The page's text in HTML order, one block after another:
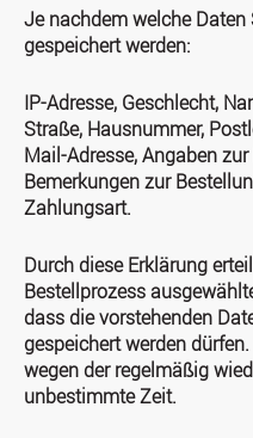
Je nachdem welche
gespeichert werden:
IP-Adresse, Geschlecht,
Straße, Hausnummer,
Mail-Adresse, Angaben
Bemerkungen zur
Zahlungsart.
Durch diese Erklärung
Bestellprozess
dass die vorstehenden
gespeichert werden
wegen der regelmäßig
unbestimmte Zeit.